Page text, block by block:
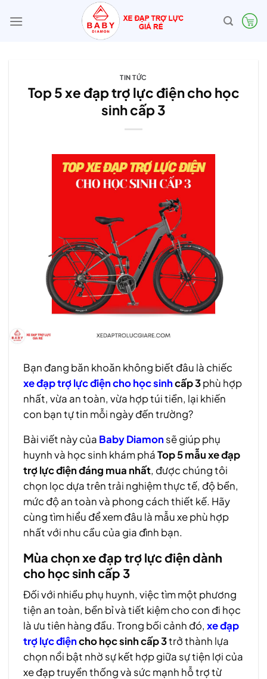
qua
TIN TỨC
Top 5 xe đạp trợ lực điện cho học
sinh cấp 3
Bạn đang băn khoăn không biết đâu là chiếc
xe đạp trợ lực điện cho học sinhcấp 3phù hợp
nhất, vừa an toàn, vừa hợp túi tiền, lại khiến
con bạn tự tin mỗi ngày đến trường?
Bài viết này của Baby Diamonsẽ giúp phụ
huynh và học sinh khám pháTop 5 mẫu xe đạp
trợ lực điện đáng mua nhất, được chúng tôi
chọn lọc dựa trên trải nghiệm thực tế, độ bền,
mức độ an toàn và phong cách thiết kế. Hãy
cùng tìm hiểu để xem đâu là mẫu xe phù hợp
nhất với nhu cầu của gia đình bạn.
Mùa chọn xe đạp trợ lực điện dành
cho học sinh cấp 3
Đối với nhiều phụ huynh, việc tìm một phương
tiện an toàn, bền bỉ và tiết kiệm cho con đi học
là ưu tiên hàng đầu. Trong bối cảnh đó, xe đạp
trợ lực điệncho học sinh cấp 3trở thành lựa
chọn nổi bật nhờ sự kết hợp giữa sự tiện lợi của
xe đạp truyền thống và sức mạnh hỗ trợ từ